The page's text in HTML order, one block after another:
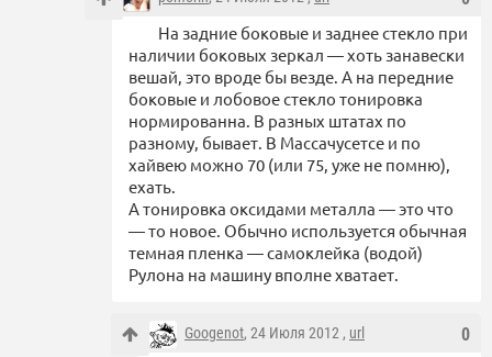
На задние боковые и заднее стекло при
наличии боковых зеркал — хоть занавески
вешай, это вроде бы везде. А на передние
боковые и лобовое стекло тонировка
нормированна. В разных штатах по
разному, бывает. В Массачусетсе и по
хайвею можно 70 (или 75, уже не помню),
ехать.
А тонировка оксидами металла — это что
— то новое. Обычно используется обычная
темная пленка — самоклейка (водой)
Рулона на машину вполне хватает.
0
Googenot, 24 Июля 2012 , url